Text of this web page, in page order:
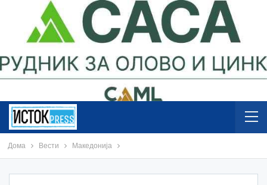
Дома Вести Македонија